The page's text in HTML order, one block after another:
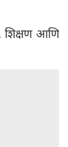
शिक्षण आणि